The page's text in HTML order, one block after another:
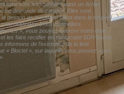
sont enregistrées dans un fichier
demande de contact. Elles sont
gestion de la relation client dans le respect
destinées à nos conseillers
», vous pouvez exercer votre droit
les faire rectifier en contactant SDH Invest
informons de l'existence de la liste
« Bloctel », sur laquelle vous pouvez vous